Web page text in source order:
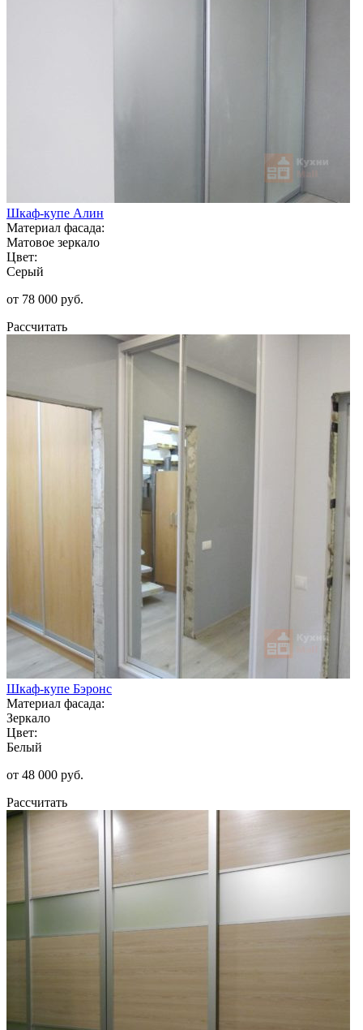
Шкаф-купе Алин
Материал фасада:
Матовое зеркало
Цвет:
Серый
от 78 000 руб.
Рассчитать
Шкаф-купе Бэронс
Материал фасада:
Зеркало
Цвет:
Белый
от 48 000 руб.
Рассчитать